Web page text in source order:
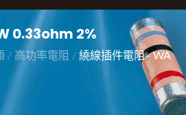
0.33ohm 2%
/ 高功率電阻 / 繞線插件電阻 - WA